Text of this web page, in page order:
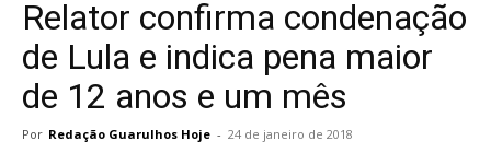
Relator confirma condenação
de Lula e indica pena maior
de 12 anos e um mês
Por Redação Guarulhos Hoje - 24 de janeiro de 2018